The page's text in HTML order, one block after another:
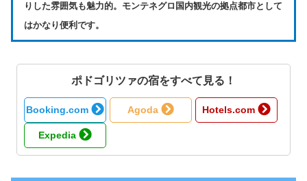
りした雰囲気も魅力的。モンテネグロ国内観光の拠点都市として
はかなり便利です。
ポドゴリツァの宿をすべて見る！
Booking.com Agoda Hotels.com
Expedia